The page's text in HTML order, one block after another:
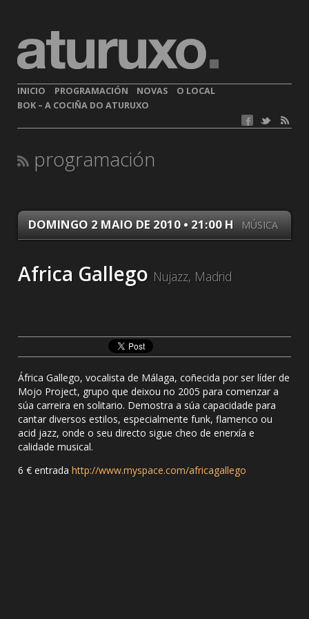
INICIO PROGRAMACIÓN NOVAS
O LOCAL
BOK – A COCIÑA DO ATURUXO
programación
DOMINGO 2 MAIO DE 2010 • 21:00 H MÚSICA
Africa Gallego Nujazz, Madrid
África Gallego, vocalista de Málaga, coñecida por ser líder de
Mojo Project, grupo que deixou no 2005 para comenzar a
súa carreira en solitario. Demostra a súa capacidade para
cantar diversos estilos, especialmente funk, flamenco ou
acid jazz, onde o seu directo sigue cheo de enerxía e
calidade musical.
6 € entrada http://www.myspace.com/africagallego